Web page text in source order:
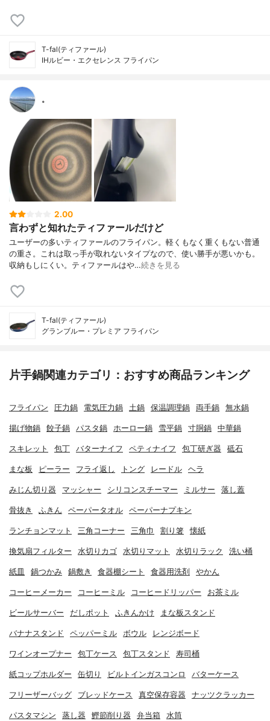
T-fal(ティファール)
IHルビー・エクセレンス フライパン
。
2.00
言わずと知れたティファールだけど
ユーザーの多いティファールのフライパン。軽くもなく重くもない普通
の重さ。これは取っ手が取れないタイプなので、使い勝手が悪いかも。
収納もしにくい。ティファールはや…続きを見る
T-fal(ティファール)
グランブルー・プレミア フライパン
片手鍋関連カテゴリ：おすすめ商品ランキング
フライパン 圧力鍋 電気圧力鍋 土鍋 保温調理鍋 両手鍋 無水鍋
揚げ物鍋 餃子鍋 パスタ鍋 ホーロー鍋 雪平鍋 寸胴鍋 中華鍋
スキレット 包丁 バターナイフ ペティナイフ 包丁研ぎ器 砥石
まな板 ピーラー フライ返し トング レードル ヘラ
みじん切り器 マッシャー シリコンスチーマー ミルサー 落し蓋
骨抜き ふきん ペーパータオル ペーパーナプキン
ランチョンマット 三角コーナー 三角巾 割り箸 懐紙
換気扇フィルター 水切りカゴ 水切りマット 水切りラック 洗い桶
紙皿 鍋つかみ 鍋敷き 食器棚シート 食器用洗剤 やかん
コーヒーメーカー コーヒーミル コーヒードリッパー お茶ミル
ビールサーバー だしポット ふきんかけ まな板スタンド
バナナスタンド ペッパーミル ボウル レンジボード
ワインオープナー 包丁ケース 包丁スタンド 寿司桶
紙コップホルダー 缶切り ビルトインガスコンロ バターケース
フリーザーバッグ ブレッドケース 真空保存容器 ナッツクラッカー
パスタマシン 蒸し器 鰹節削り器 弁当箱 水筒